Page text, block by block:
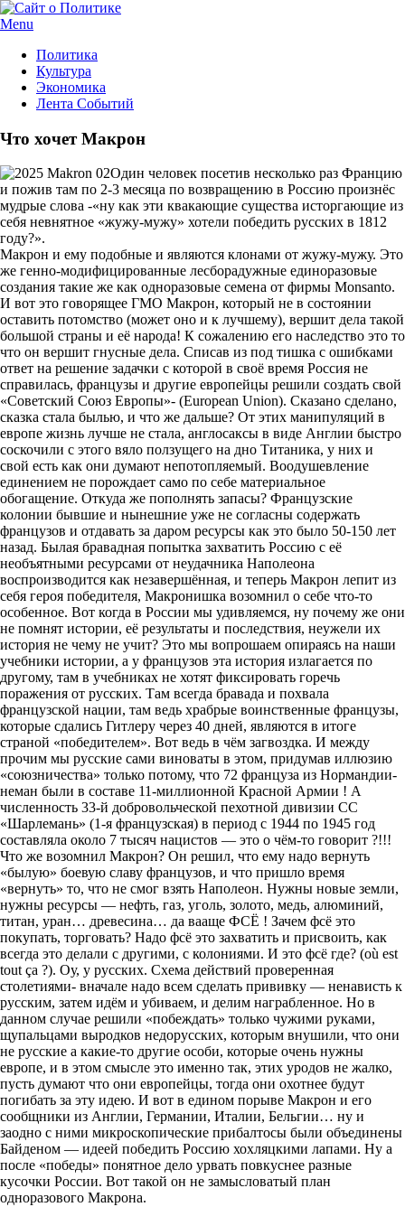
Menu
Политика
Культура
Экономика
Лента Событий
Что хочет Макрон
Один человек посетив несколько раз Францию
и пожив там по 2-3 месяца по возвращению в Россию произнёс
мудрые слова -«ну как эти квакающие существа исторгающие из
себя невнятное «жужу-мужу» хотели победить русских в 1812
году?».
Макрон и ему подобные и являются клонами от жужу-мужу. Это
же генно-модифицированные лесборадужные единоразовые
создания такие же как одноразовые семена от фирмы Monsanto.
И вот это говорящее ГМО Макрон, который не в состоянии
оставить потомство (может оно и к лучшему), вершит дела такой
большой страны и её народа! К сожалению его наследство это то
что он вершит гнусные дела. Списав из под тишка с ошибками
ответ на решение задачки с которой в своё время Россия не
справилась, французы и другие европейцы решили создать свой
«Советский Союз Европы»- (European Union). Сказано сделано,
сказка стала былью, и что же дальше? От этих манипуляций в
европе жизнь лучше не стала, англосаксы в виде Англии быстро
соскочили с этого вяло ползущего на дно Титаника, у них и
свой есть как они думают непотопляемый. Воодушевление
единением не порождает само по себе материальное
обогащение. Откуда же пополнять запасы? Французские
колонии бывшие и нынешние уже не согласны содержать
французов и отдавать за даром ресурсы как это было 50-150 лет
назад. Былая бравадная попытка захватить Россию с её
необъятными ресурсами от неудачника Наполеона
воспроизводится как незавершённая, и теперь Макрон лепит из
себя героя победителя, Макронишка возомнил о себе что-то
особенное. Вот когда в России мы удивляемся, ну почему же они
не помнят истории, её результаты и последствия, неужели их
история не чему не учит? Это мы вопрошаем опираясь на наши
учебники истории, а у французов эта история излагается по
другому, там в учебниках не хотят фиксировать горечь
поражения от русских. Там всегда бравада и похвала
французской нации, там ведь храбрые воинственные французы,
которые сдались Гитлеру через 40 дней, являются в итоге
страной «победителем». Вот ведь в чём загвоздка. И между
прочим мы русские сами виноваты в этом, придумав иллюзию
«союзничества» только потому, что 72 француза из Нормандии-
неман были в составе 11-миллионной Красной Армии ! А
численность 33-й добровольческой пехотной дивизии СС
«Шарлемань» (1-я французская) в период с 1944 по 1945 год
составляла около 7 тысяч нацистов — это о чём-то говорит ?!!!
Что же возомнил Макрон? Он решил, что ему надо вернуть
«былую» боевую славу французов, и что пришло время
«вернуть» то, что не смог взять Наполеон. Нужны новые земли,
нужны ресурсы — нефть, газ, уголь, золото, медь, алюминий,
титан, уран… древесина… да вааще ФСЁ ! Зачем фсё это
покупать, торговать? Надо фсё это захватить и присвоить, как
всегда это делали с другими, с колониями. И это фсё где? (où est
tout ça ?). Оу, у русских. Схема действий проверенная
столетиями- вначале надо всем сделать прививку — ненависть к
русским, затем идём и убиваем, и делим награбленное. Но в
данном случае решили «побеждать» только чужими руками,
щупальцами выродков недорусских, которым внушили, что они
не русские а какие-то другие особи, которые очень нужны
европе, и в этом смысле это именно так, этих уродов не жалко,
пусть думают что они европейцы, тогда они охотнее будут
погибать за эту идею. И вот в едином порыве Макрон и его
сообщники из Англии, Германии, Италии, Бельгии… ну и
заодно с ними микроскопические прибалтосы были объединены
Байденом — идеей победить Россию хохляцкими лапами. Ну а
после «победы» понятное дело урвать повкуснее разные
кусочки России. Вот такой он не замысловатый план
одноразового Макрона.